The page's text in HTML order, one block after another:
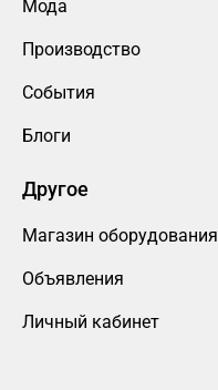
Мода
Производство
События
Блоги
Другое
Магазин оборудования
Объявления
Личный кабинет